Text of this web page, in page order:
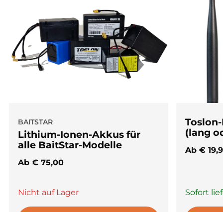
BAITSTAR
Lithium-Ionen-Akkus für
alle BaitStar-Modelle
Ab € 75,00
Nicht auf Lager
(lang
Ab €
Sofort